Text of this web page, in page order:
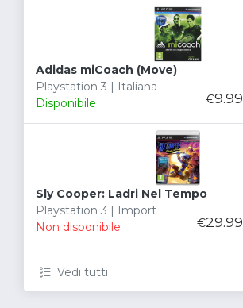
Adidas miCoach (Move)
Playstation 3 | Italiana
Disponibile
€9.99
Sly Cooper: Ladri Nel Tempo
Playstation 3 | Import
Non disponibile
€29.99
Vedi tutti